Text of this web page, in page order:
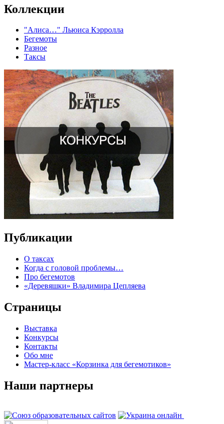
Коллекции
"Алиса…" Льюиса Кэрролла
Бегемоты
Разное
Таксы
Публикации
О таксах
Когда с головой проблемы…
Про бегемотов
«Деревяшки» Владимира Цепляева
Страницы
Выставка
Конкурсы
Контакты
Обо мне
Мастер-класс «Корзинка для бегемотиков»
Наши партнеры